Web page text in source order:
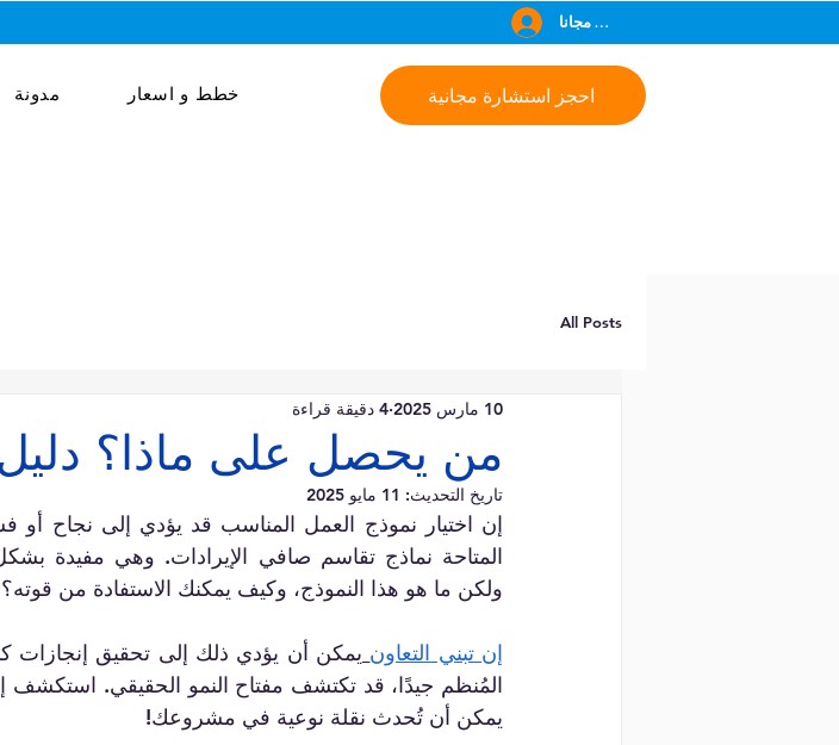
انضم مجانا
احجز استشارة مجانية مدونة خطط و اسعار
All Posts
من يحصل على ماذا؟ دليل
10 مارس 2025 4 دقيقة قراءة
تاريخ التحديث: 11 مايو 2025
ولكن ما هو هذا النموذج، وكيف يمكنك الاستفادة من قوته؟
إن تبني التعاون
المُنظم جيدًا، قد تكتشف مفتاح النمو الحقيقي. استكشف
يمكن أن تُحدث نقلة نوعية في مشروعك!